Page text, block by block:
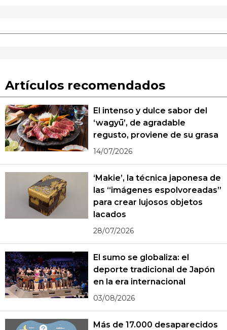
Artículos recomendados
El intenso y dulce sabor del
‘wagyū’, de agradable
regusto, proviene de su grasa
14/07/2026
‘Makie’, la técnica japonesa de
las “imágenes espolvoreadas”
para crear lujosos objetos
lacados
28/07/2026
El sumo se globaliza: el
deporte tradicional de Japón
en la era internacional
03/08/2026
Más de 17.000 desaparecidos